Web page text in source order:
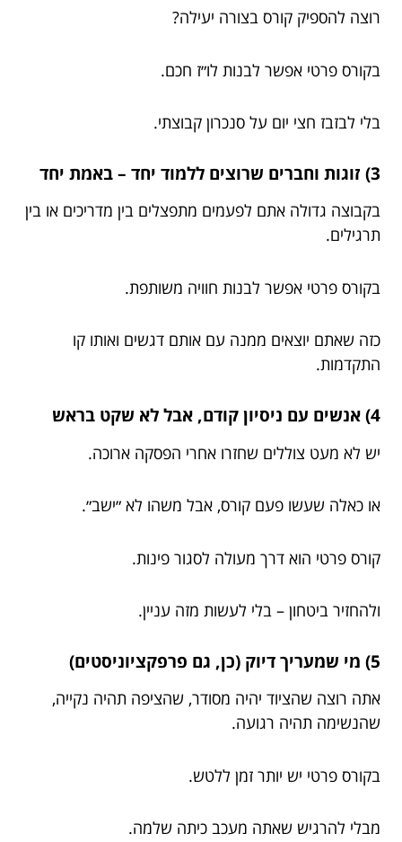
רוצה להספיק קורס בצורה יעילה?
בקורס פרטי אפשר לבנות לו״ז חכם.
בלי לבזבז חצי יום על סנכרון קבוצתי.
3) זוגות וחברים שרוצים ללמוד יחד – באמת יחד
בקבוצה גדולה אתם לפעמים מתפצלים בין מדריכים או בין
תרגילים.
בקורס פרטי אפשר לבנות חוויה משותפת.
כזה שאתם יוצאים ממנה עם אותם דגשים ואותו קו
התקדמות.
4) אנשים עם ניסיון קודם, אבל לא שקט בראש
יש לא מעט צוללים שחזרו אחרי הפסקה ארוכה.
או כאלה שעשו פעם קורס, אבל משהו לא ״ישב״.
קורס פרטי הוא דרך מעולה לסגור פינות.
ולהחזיר ביטחון – בלי לעשות מזה עניין.
5) מי שמעריך דיוק (כן, גם פרפקציוניסטים)
אתה רוצה שהציוד יהיה מסודר, שהציפה תהיה נקייה,
שהנשימה תהיה רגועה.
בקורס פרטי יש יותר זמן ללטש.
מבלי להרגיש שאתה מעכב כיתה שלמה.